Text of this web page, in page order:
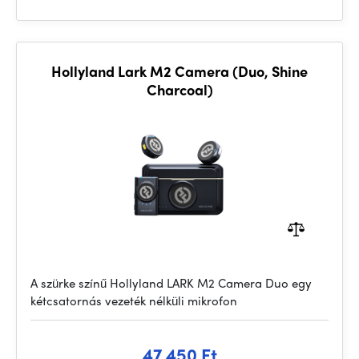
Hollyland Lark M2 Camera (Duo, Shine
Charcoal)
A szürke színű Hollyland LARK M2 Camera Duo egy
kétcsatornás vezeték nélküli mikrofon
47 450 Ft